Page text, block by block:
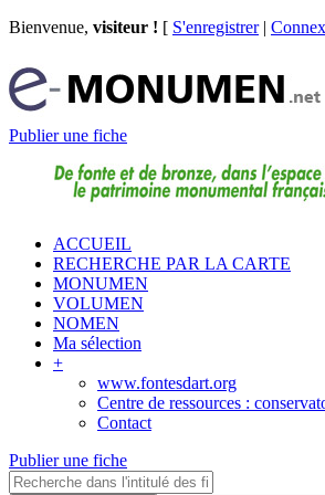
Bienvenue, visiteur ! [ S'enregistrer|
Publier une fiche
ACCUEIL
RECHERCHE PAR LA CARTE
MONUMEN
VOLUMEN
NOMEN
Ma sélection
+
www.fontesdart.org
Centre de ressources :
Contact
Publier une fiche